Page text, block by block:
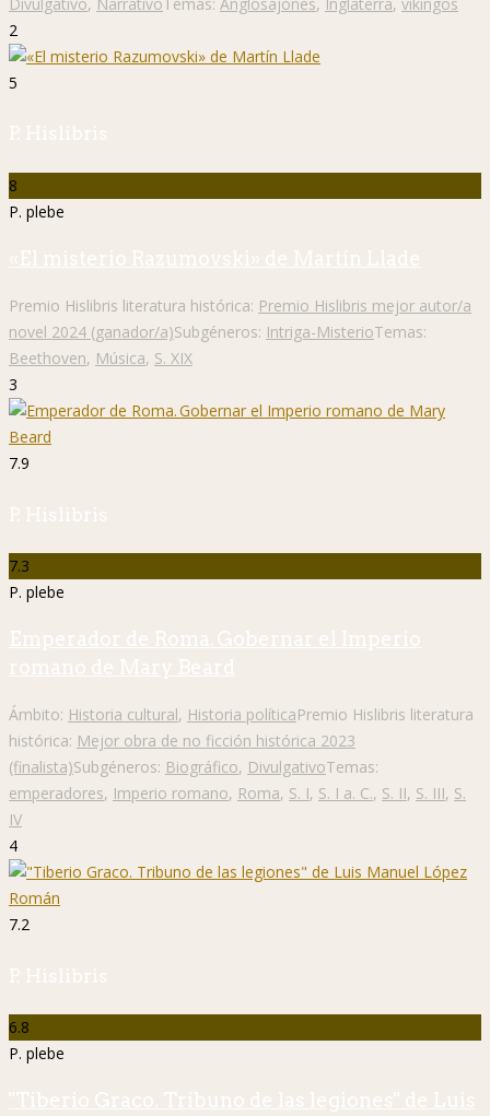
2
5
P. Hislibris
8
P. plebe
«El misterio Razumovski» de Martín Llade
Premio Hislibris literatura histórica: Premio Hislibris mejor autor/a
novel 2024 (ganador/a)Subgéneros: Intriga-MisterioTemas:
Beethoven, Música, S. XIX
3
7.9
P. Hislibris
7.3
P. plebe
Emperador de Roma. Gobernar el Imperio
romano de Mary Beard
Ámbito: Historia cultural, Historia políticaPremio Hislibris literatura
histórica: Mejor obra de no ficción histórica 2023
(finalista)Subgéneros: Biográfico, DivulgativoTemas:
emperadores, Imperio romano, Roma, S. I, S. I a. C., S. II, S. III, S.
IV
4
7.2
P. Hislibris
6.8
P. plebe
"Tiberio Graco. Tribuno de las legiones" de Luis